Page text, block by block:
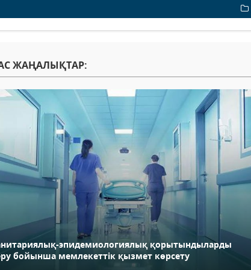
ЖАҢАЛЫҚТАР:
эпидемиологиялық қорытындыларды
бойынша мемлекеттік қызмет көрсету